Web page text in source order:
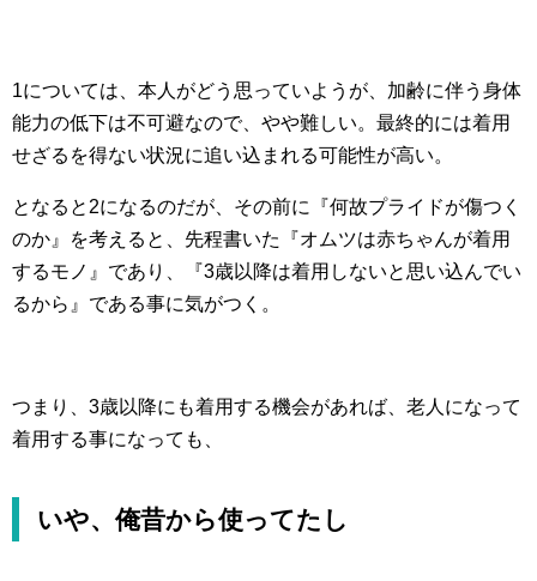
1については、本人がどう思っていようが、加齢に伴う身体
能力の低下は不可避なので、やや難しい。最終的には着用
せざるを得ない状況に追い込まれる可能性が高い。
となると2になるのだが、その前に『何故プライドが傷つく
のか』を考えると、先程書いた『オムツは赤ちゃんが着用
するモノ』であり、『3歳以降は着用しないと思い込んでい
るから』である事に気がつく。
つまり、3歳以降にも着用する機会があれば、老人になって
着用する事になっても、
いや、俺昔から使ってたし